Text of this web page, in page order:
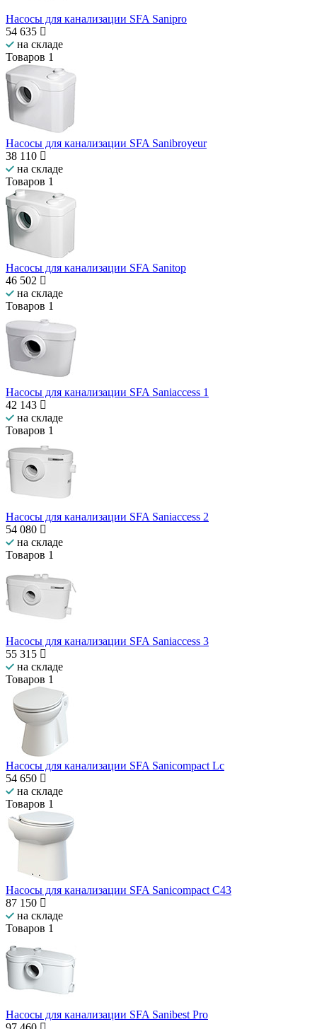
Насосы для канализации SFA Sanipro
54 635
на складе
Товаров 1
Насосы для канализации SFA Sanibroyeur
38 110
на складе
Товаров 1
Насосы для канализации SFA Sanitop
46 502
на складе
Товаров 1
Насосы для канализации SFA Saniaccess 1
42 143
на складе
Товаров 1
Насосы для канализации SFA Saniaccess 2
54 080
на складе
Товаров 1
Насосы для канализации SFA Saniaccess 3
55 315
на складе
Товаров 1
Насосы для канализации SFA Sanicompact Lc
54 650
на складе
Товаров 1
Насосы для канализации SFA Sanicompact C43
87 150
на складе
Товаров 1
Насосы для канализации SFA Sanibest Pro